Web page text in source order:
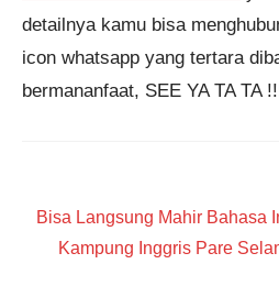
detailnya kamu bisa
icon whatsapp yang tertara
bermananfaat, SEE YA TA TA
articles
Bisa Langsung Mahir Bahasa
Kampung Inggris Pare